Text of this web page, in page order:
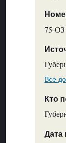
75-ОЗ
Все
Кто
Дата